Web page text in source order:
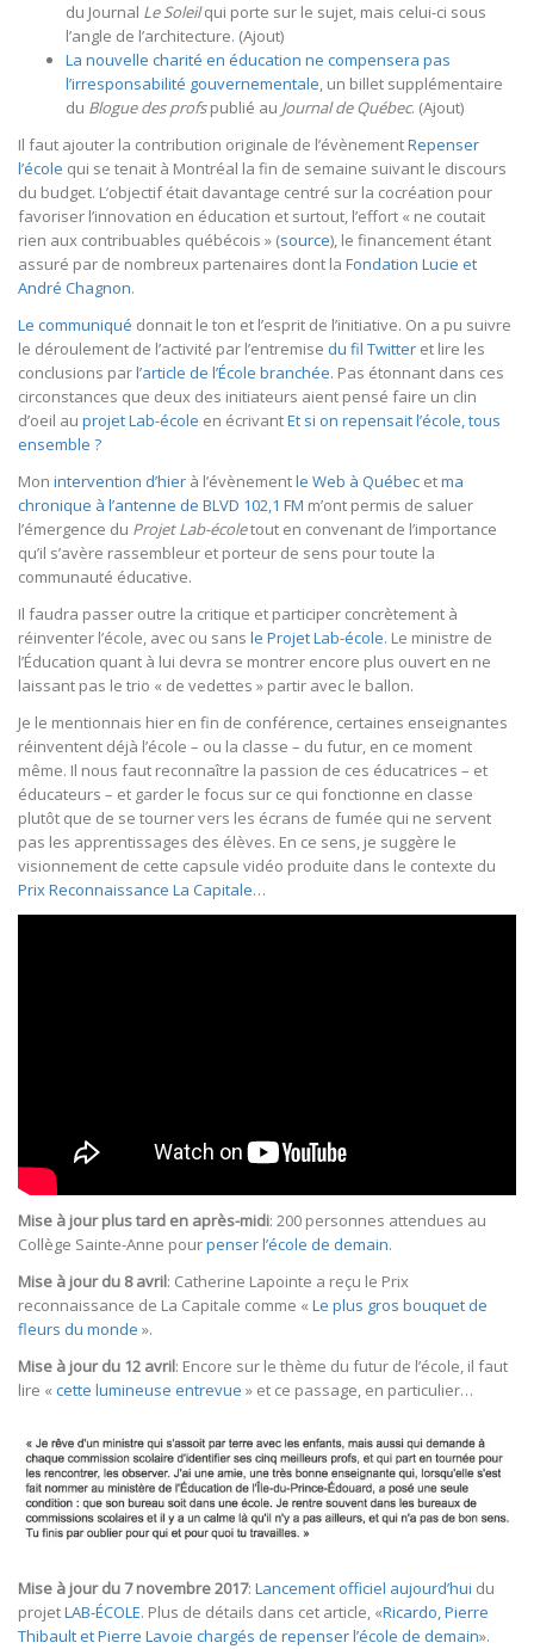
du Journal Le Soleilqui porte sur le sujet, mais celui-ci sous
l’angle de l’architecture. (Ajout)
La nouvelle charité en éducation ne compensera pas
l’irresponsabilité gouvernementale , un billet supplémentaire
du Blogue des profspublié au Journal de Québec. (Ajout)
Il faut ajouter la contribution originale de l’évènementRepenser
l’école qui se tenait à Montréal la fin de semaine suivant le discours
du budget. L’objectif était davantage centré sur la cocréation pour
favoriser l’innovation en éducation et surtout, l’effort « ne coutait
rien aux contribuables québécois » (source), le financement étant
assuré par de nombreux partenaires dont la Fondation Lucie et
André Chagnon.
Le communiqué donnait le ton et l’esprit de l’initiative. On a pu suivre
le déroulement de l’activité par l’entremise du fil Twitter et lire les
conclusions parl’article de l’École branchée. Pas étonnant dans ces
circonstances que deux des initiateurs aient pensé faire un clin
d’oeil au projet Lab-école en écrivantEt si on repensait l’école, tous
ensemble ?
Mon intervention d’hier à l’évènementle Web à Québec etma
chronique à l’antenne de BLVD 102,1 FM m’ont permis de saluer
l’émergence du Projet Lab-écoletout en convenant de l’importance
qu’il s’avère rassembleur et porteur de sens pour toute la
communauté éducative.
Il faudra passer outre la critique et participer concrètement à
réinventer l’école, avec ou sans le Projet Lab-école. Le ministre de
l’Éducation quant à lui devra se montrer encore plus ouvert en ne
laissant pas le trio « de vedettes » partir avec le ballon.
Je le mentionnais hier en fin de conférence, certaines enseignantes
réinventent déjà l’école – ou la classe – du futur, en ce moment
même. Il nous faut reconnaître la passion de ces éducatrices – et
éducateurs – et garder le focus sur ce qui fonctionne en classe
plutôt que de se tourner vers les écrans de fumée qui ne servent
pas les apprentissages des élèves. En ce sens, je suggère le
visionnement de cette capsule vidéo produite dans le contexte du
Prix Reconnaissance La Capitale…
Mise à jour plus tard en après-midi: 200 personnes attendues au
Collège Sainte-Anne pourpenser l’école de demain.
Mise à jour du 8 avril: Catherine Lapointe a reçu le Prix
reconnaissance de La Capitale comme « Le plus gros bouquet de
fleurs du monde ».
Mise à jour du 12 avril: Encore sur le thème du futur de l’école, il faut
lire « cette lumineuse entrevue » et ce passage, en particulier…
Mise à jour du 7 novembre 2017: Lancement officiel aujourd’hui du
projetLAB-ÉCOLE. Plus de détails dans cet article, «Ricardo, Pierre
Thibault et Pierre Lavoie chargés de repenser l’école de demain».